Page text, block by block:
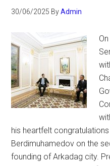
30/06/2025 ByAdmin
his heartfelt
Berdimuhamedov on the
founding of Arkadag city.